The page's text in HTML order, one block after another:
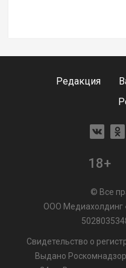
Редакция
18+
© Все
ООО Медиахолдинг
Свидетельство о
Выдано